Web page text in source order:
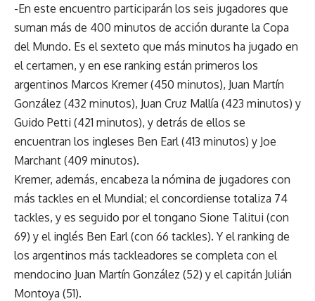
-En este encuentro participarán los seis jugadores que
suman más de 400 minutos de acción durante la Copa
del Mundo. Es el sexteto que más minutos ha jugado en
el certamen, y en ese ranking están primeros los
argentinos Marcos Kremer (450 minutos), Juan Martín
González (432 minutos), Juan Cruz Mallía (423 minutos) y
Guido Petti (421 minutos), y detrás de ellos se
encuentran los ingleses Ben Earl (413 minutos) y Joe
Marchant (409 minutos).
Kremer, además, encabeza la nómina de jugadores con
más tackles en el Mundial; el concordiense totaliza 74
tackles, y es seguido por el tongano Sione Talitui (con
69) y el inglés Ben Earl (con 66 tackles). Y el ranking de
los argentinos más tackleadores se completa con el
mendocino Juan Martín González (52) y el capitán Julián
Montoya (51).